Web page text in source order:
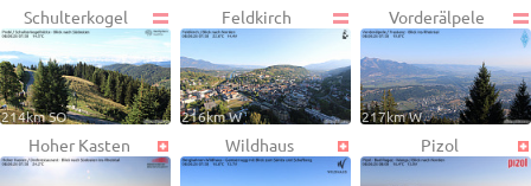
Schulterkogel
214km SO
Feldkirch
216km W
Vorderälpele
217km W
Hoher Kasten Wildhaus Pizol